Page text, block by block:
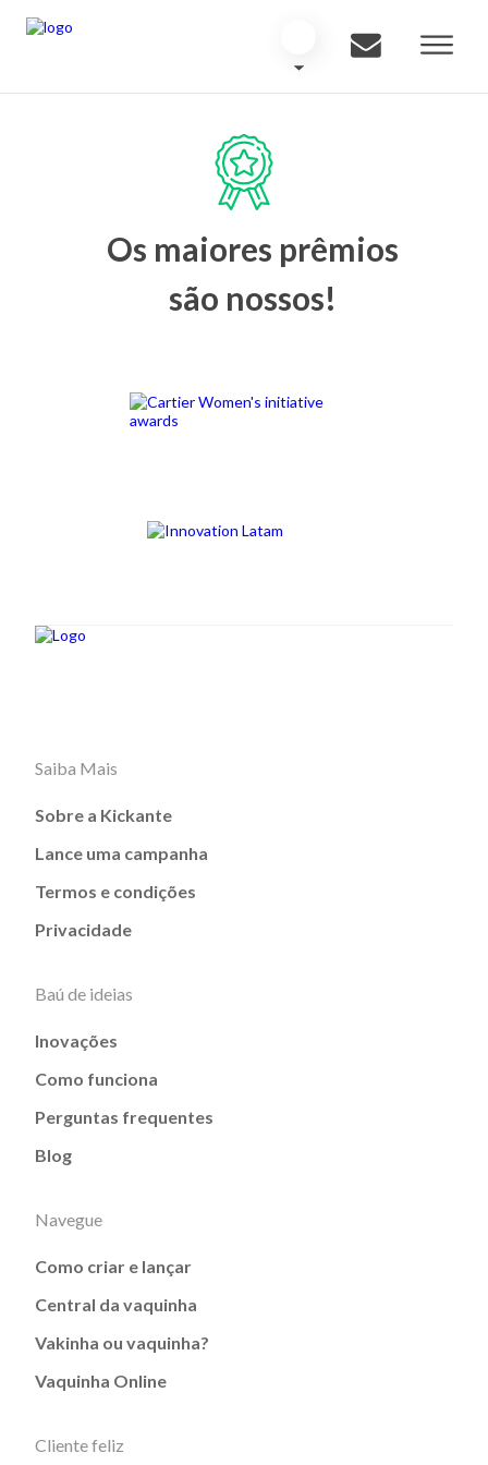
Os maiores prêmios
são nossos!
Saiba Mais
Sobre a Kickante
Lance uma campanha
Termos e condições
Privacidade
Baú de ideias
Inovações
Como funciona
Perguntas frequentes
Blog
Navegue
Como criar e lançar
Central da vaquinha
Vakinha ou vaquinha?
Vaquinha Online
Cliente feliz